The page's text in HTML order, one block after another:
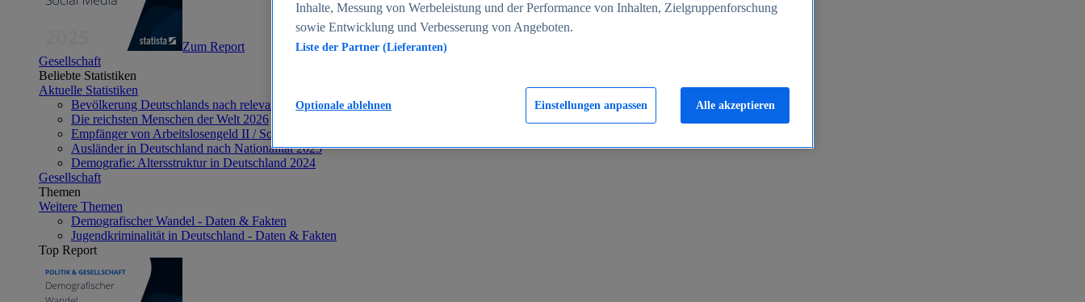
Zum Report
Gesellschaft
Beliebte Statistiken
Aktuelle Statistiken
Bevölkerung Deutschlands nach relevanten Altersgruppen 2024
Die reichsten Menschen der Welt 2026
Empfänger von Arbeitslosengeld II / Sozialgeld / Bürgergeld in Deutschland 2005-2025
Ausländer in Deutschland nach Nationalität 2025
Demografie: Altersstruktur in Deutschland 2024
Gesellschaft
Themen
Weitere Themen
Demografischer Wandel - Daten & Fakten
Jugendkriminalität in Deutschland - Daten & Fakten
Top Report
Inhalte, Messung von Werbeleistung und der Performance von Inhalten, Zielgruppenforschung
sowie Entwicklung und Verbesserung von Angeboten.
Liste der Partner (Lieferanten)
Einstellungen anpassen
Optionale ablehnen Alle akzeptieren